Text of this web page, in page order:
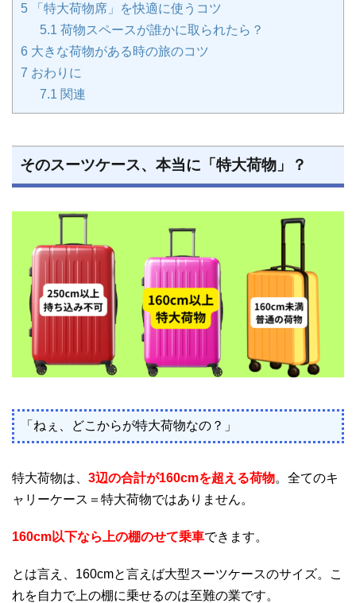
5 「特大荷物席」を快適に使うコツ
5.1 荷物スペースが誰かに取られたら？
6 大きな荷物がある時の旅のコツ
7 おわりに
7.1 関連
そのスーツケース、本当に「特大荷物」？
「ねぇ、どこからが特大荷物なの？」
特大荷物は、 3辺の合計が160cmを超える荷物。全てのキ
ャリーケース＝特大荷物ではありません。
160cm以下なら上の棚のせて乗車できます。
とは言え、160cmと言えば大型スーツケースのサイズ。こ
れを自力で上の棚に乗せるのは至難の業です。